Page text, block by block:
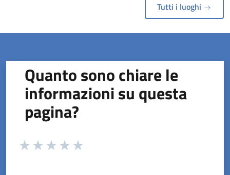
Tutti i luoghi
Quanto sono chiare le
informazioni su questa
pagina?
Valuta da 1 a 5 stelle la pagina